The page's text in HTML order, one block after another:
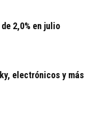
2,0% en julio
electrónicos y más